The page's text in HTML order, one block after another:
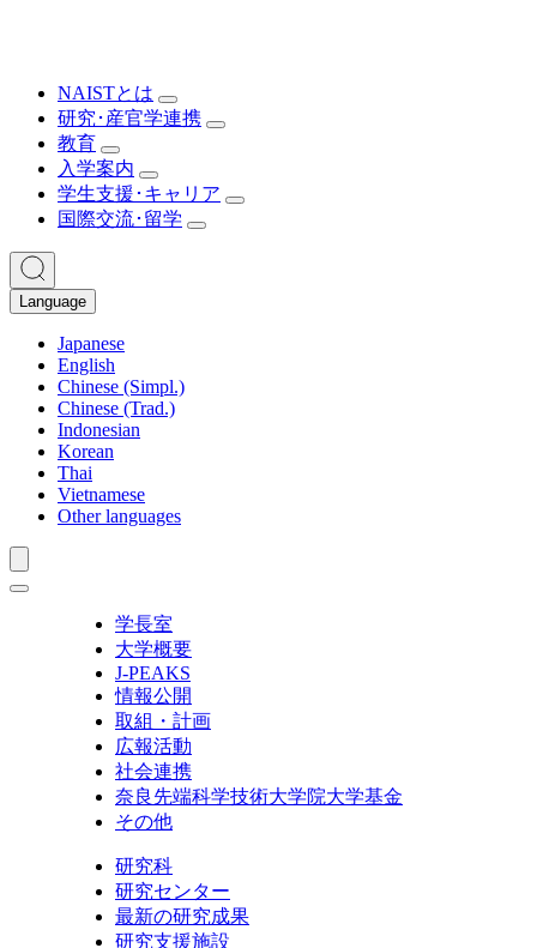
NAISTとは
研究･産官学連携
教育
入学案内
学生支援･キャリア
国際交流･留学
Language
Japanese
English
Chinese (Simpl.)
Chinese (Trad.)
Indonesian
Korean
Thai
Vietnamese
Other languages
学長室
大学概要
J-PEAKS
情報公開
取組・計画
広報活動
社会連携
奈良先端科学技術大学院大学基金
その他
研究科
研究センター
最新の研究成果
研究支援施設